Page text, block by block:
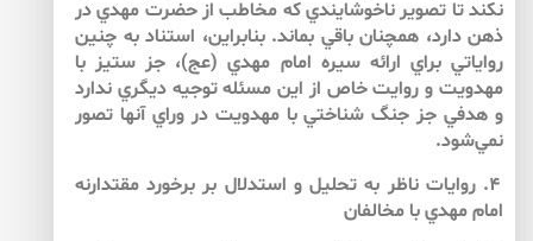
نكند تا تصوير ناخوشايندي كه مخاطب از حضرت مهدي در
ذهن دارد، همچنان باقي بماند. بنابراين، استناد به چنين
رواياتي براي ارائه سيره امام مهدي (عج)، جز ستيز با
مهدويت و روايت خاص از اين مسئله توجيه ديگري ندارد
و هدفي جز جنگ شناختي با مهدويت در وراي آن­ها تصور
نمي‌شود.
۴. روايات ناظر به تحليل و استدلال بر برخورد مقتدارنه
امام مهدي با مخالفان